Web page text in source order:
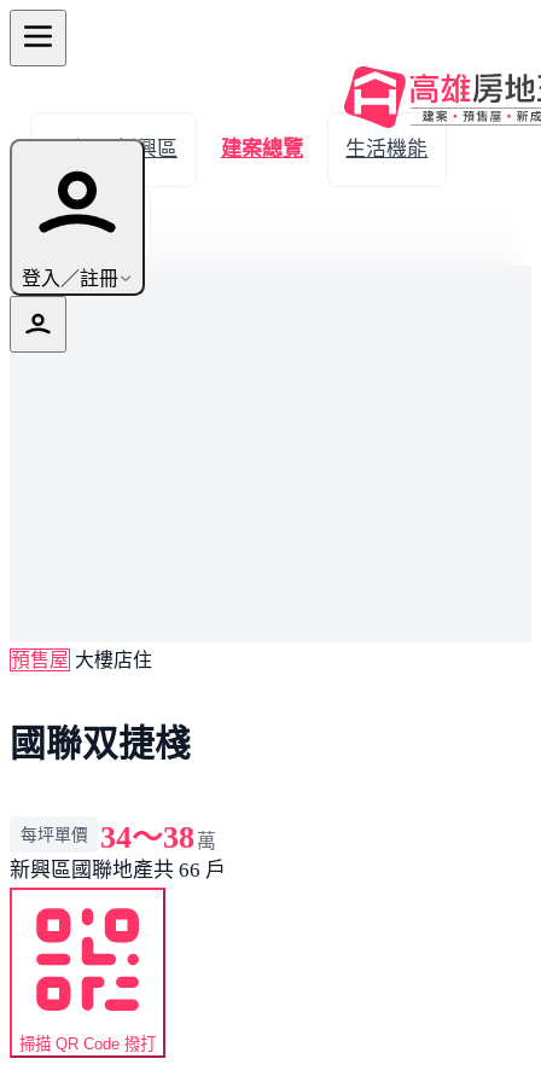
登入／註冊
← 返回新興區 建案總覽 生活機能
實價登錄
預售屋 大樓店住
國聯双捷棧
每坪單價 34～38 萬
新興區 國聯地產共 66 戶
掃描 QR Code 撥打